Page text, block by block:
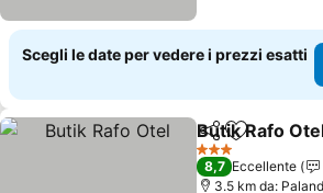
Scegli le date per vedere i prezzi esatti
CondividiAggiungi
Butik Rafo
3 Stelle
8,7 Eccellente
3.5 km da: